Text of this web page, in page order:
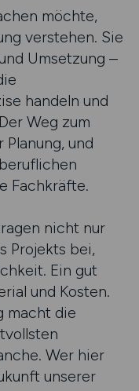
möchte,
verstehen. Sie
Umsetzung –
handeln und
Weg zum
und
Fachkräfte.
nicht nur
Projekts bei,
Ein gut
und Kosten.
macht die
Wer hier
unserer